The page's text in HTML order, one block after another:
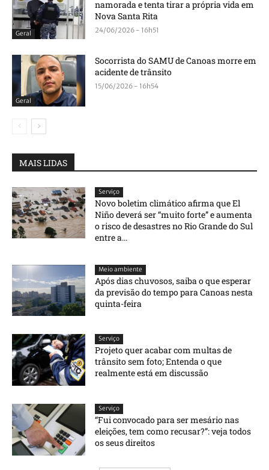
Geral
namorada e tenta tirar a própria vida em
Nova Santa Rita
24/06/2026 - 16h51
Geral
Socorrista do SAMU de Canoas morre em
acidente de trânsito
15/06/2026 - 16h54
MAIS LIDAS
Serviço
Novo boletim climático afirma que El
Niño deverá ser “muito forte” e aumenta
o risco de desastres no Rio Grande do Sul
entre a...
Meio ambiente
Após dias chuvosos, saiba o que esperar
da previsão do tempo para Canoas nesta
quinta-feira
Serviço
Projeto quer acabar com multas de
trânsito sem foto; Entenda o que
realmente está em discussão
Serviço
“Fui convocado para ser mesário nas
eleições, tem como recusar?”: veja todos
os seus direitos